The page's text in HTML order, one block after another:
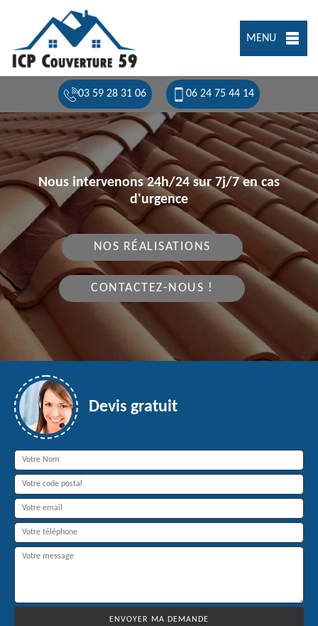
MENU
03 59 28 31 06 06 24 75 44 14
Nous intervenons 24h/24 sur 7j/7 en cas
d'urgence
NOS RÉALISATIONS
CONTACTEZ-NOUS !
Devis gratuit